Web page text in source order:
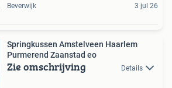
Beverwijk 3 jul 26
Springkussen Amstelveen Haarlem
Purmerend Zaanstad eo
Zie omschrijving Details